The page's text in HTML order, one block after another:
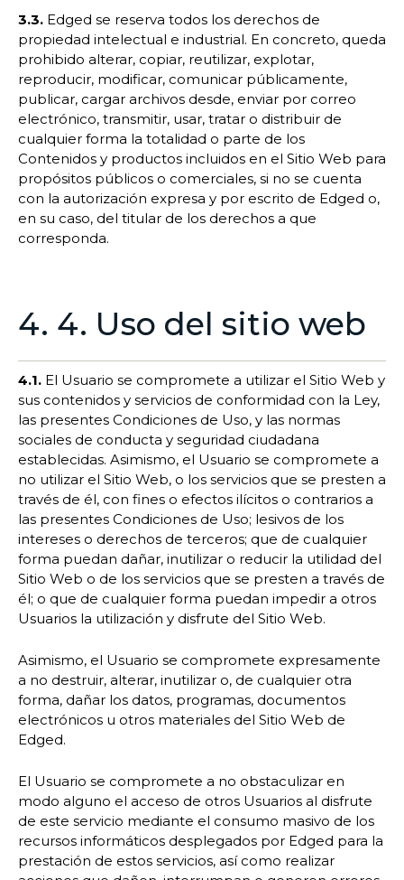
3.3. Edged se reserva todos los derechos de
propiedad intelectual e industrial. En concreto, queda
prohibido alterar, copiar, reutilizar, explotar,
reproducir, modificar, comunicar públicamente,
publicar, cargar archivos desde, enviar por correo
electrónico, transmitir, usar, tratar o distribuir de
cualquier forma la totalidad o parte de los
Contenidos y productos incluidos en el Sitio Web para
propósitos públicos o comerciales, si no se cuenta
con la autorización expresa y por escrito de Edged o,
en su caso, del titular de los derechos a que
corresponda.
4. 4. Uso del sitio web
4.1. El Usuario se compromete a utilizar el Sitio Web y
sus contenidos y servicios de conformidad con la Ley,
las presentes Condiciones de Uso, y las normas
sociales de conducta y seguridad ciudadana
establecidas. Asimismo, el Usuario se compromete a
no utilizar el Sitio Web, o los servicios que se presten a
través de él, con fines o efectos ilícitos o contrarios a
las presentes Condiciones de Uso; lesivos de los
intereses o derechos de terceros; que de cualquier
forma puedan dañar, inutilizar o reducir la utilidad del
Sitio Web o de los servicios que se presten a través de
él; o que de cualquier forma puedan impedir a otros
Usuarios la utilización y disfrute del Sitio Web.
Asimismo, el Usuario se compromete expresamente
a no destruir, alterar, inutilizar o, de cualquier otra
forma, dañar los datos, programas, documentos
electrónicos u otros materiales del Sitio Web de
Edged.
El Usuario se compromete a no obstaculizar en
modo alguno el acceso de otros Usuarios al disfrute
de este servicio mediante el consumo masivo de los
recursos informáticos desplegados por Edged para la
prestación de estos servicios, así como realizar